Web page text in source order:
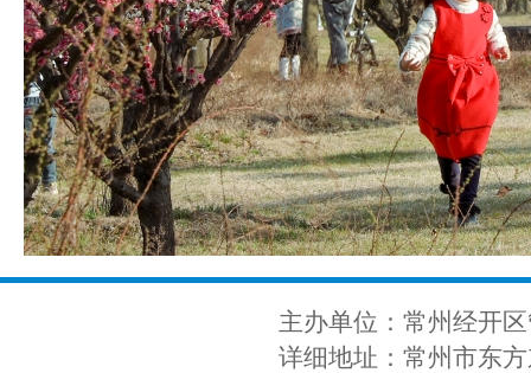
主办单位：常州经开
详细地址：常州市东